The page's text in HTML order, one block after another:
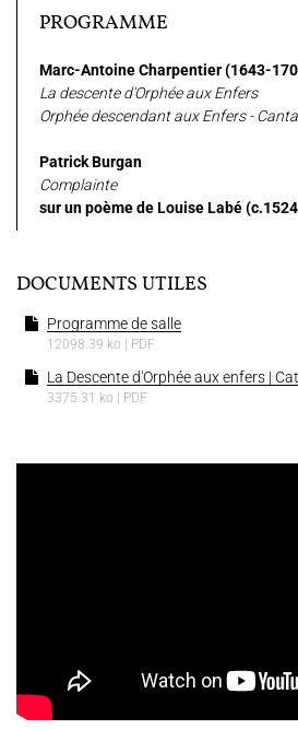
PROGRAMME
Marc-Antoine Charpentier (1643-
La descente d'Orphée aux Enfers
Orphée descendant aux Enfers -
Patrick Burgan
Complainte
sur un poème de Louise Labé
DOCUMENTS UTILES
Programme de salle
12098.39 ko | PDF
La Descente d'Orphée aux enfers |
3375.31 ko | PDF